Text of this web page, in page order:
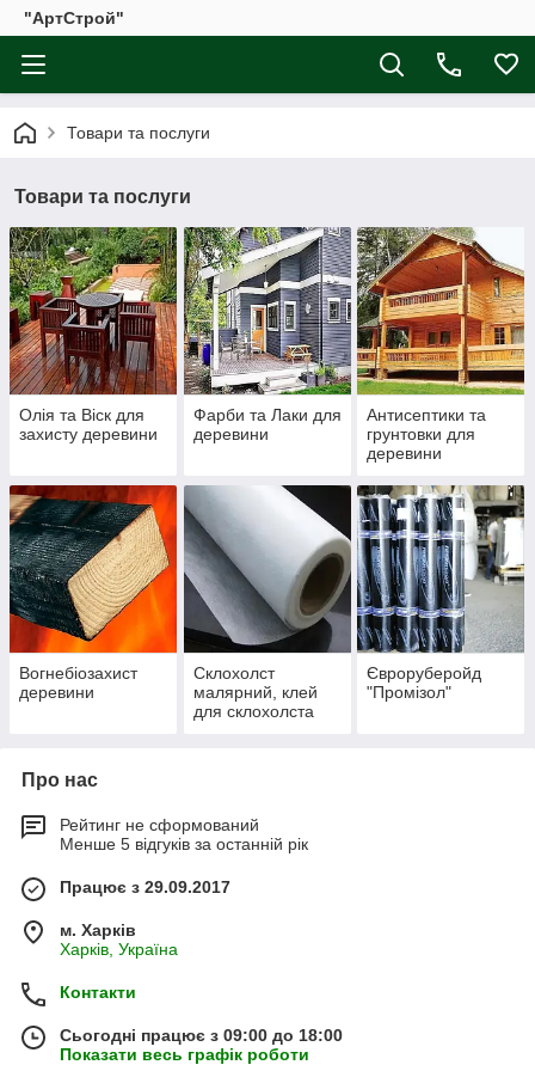
"АртСтрой"
Товари та послуги
Товари та послуги
Олія та Віск для
захисту деревини
Фарби та Лаки для
деревини
Антисептики та
грунтовки для
деревини
Вогнебіозахист
деревини
Склохолст
малярний, клей
для склохолста
Євроруберойд
"Промізол"
Про нас
Рейтинг не сформований
Менше 5 відгуків за останній рік
Працює з 29.09.2017
м. Харків
Харків, Україна
Контакти
Сьогодні працює з 09:00 до 18:00
Показати весь графік роботи